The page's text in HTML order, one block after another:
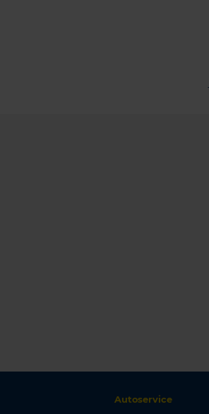
Autoservice